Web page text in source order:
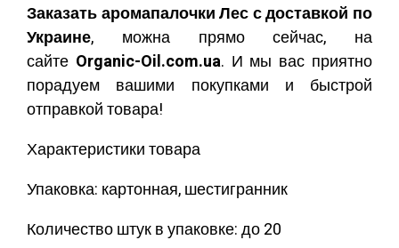
Заказать аромапалочки Лес с доставкой по
Украине, можна прямо сейчас, на
сайте Organic-Oil.com.ua. И мы вас приятно
порадуем вашими покупками и быстрой
отправкой товара!
Характеристики товара
Упаковка: картонная, шестигранник
Количество штук в упаковке: до 20